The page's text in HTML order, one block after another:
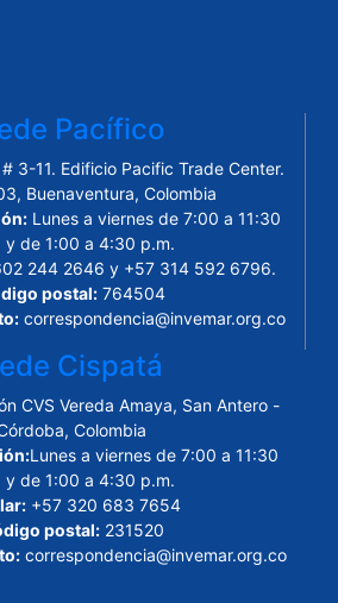
Pacífico
3-11. Edificio Pacific Trade Center.
Buenaventura, Colombia
Lunes a viernes de 7:00 a 11:30
y de 1:00 a 4:30 p.m.
244 2646 y +57 314 592 6796.
postal:764504
correspondencia@invemar.org.co
Cispatá
CVS Vereda Amaya, San Antero -
Colombia
Lunes a viernes de 7:00 a 11:30
y de 1:00 a 4:30 p.m.
+57 320 683 7654
postal:231520
correspondencia@invemar.org.co